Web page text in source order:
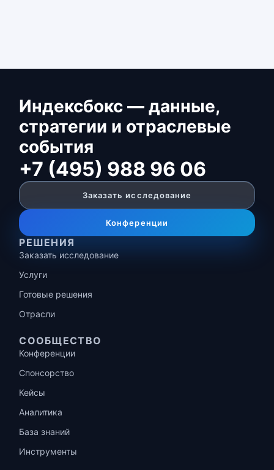
Индексбокс — данные,
стратегии и отраслевые
события
+7 (495) 988 96 06
Заказать исследование
Конференции
РЕШЕНИЯ
Заказать исследование
Услуги
Готовые решения
Отрасли
СООБЩЕСТВО
Конференции
Спонсорство
Кейсы
Аналитика
База знаний
Инструменты